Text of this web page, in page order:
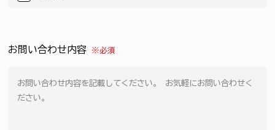
お問い合わせ内容 ※必須